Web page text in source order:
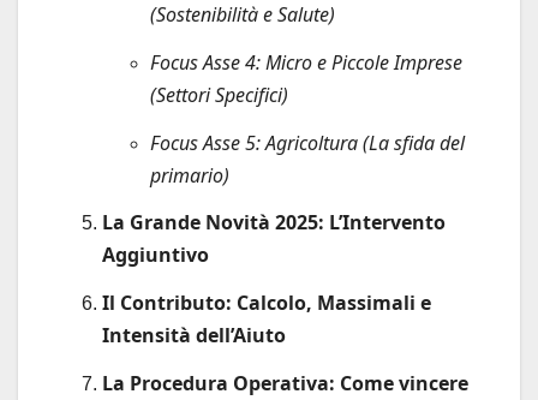
(Sostenibilità e Salute)
Focus Asse 4: Micro e Piccole Imprese
(Settori Specifici)
Focus Asse 5: Agricoltura (La sfida del
primario)
La Grande Novità 2025: L’Intervento
Aggiuntivo
Il Contributo: Calcolo, Massimali e
Intensità dell’Aiuto
La Procedura Operativa: Come vincere